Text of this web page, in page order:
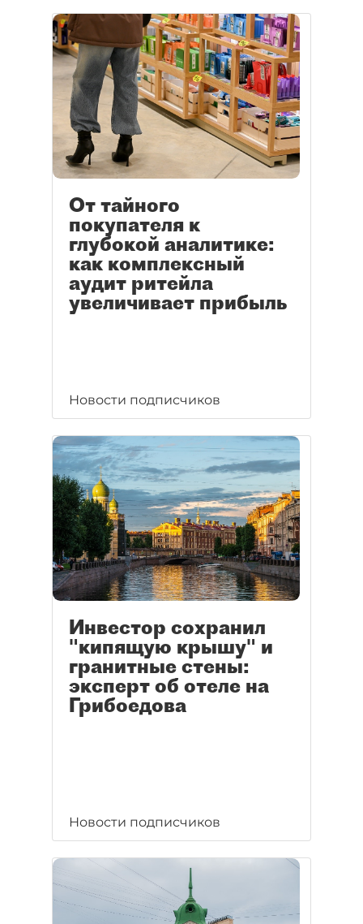
От тайного
покупателя к
глубокой аналитике:
как комплексный
аудит ритейла
увеличивает прибыль
Новости подписчиков
Инвестор сохранил
"кипящую крышу" и
гранитные стены:
эксперт об отеле на
Грибоедова
Новости подписчиков